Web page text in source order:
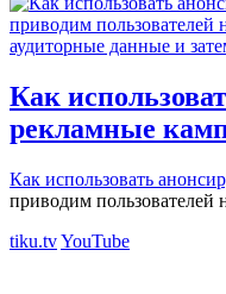
Как
рекламные
Как использовать
приводим пользователей
tiku.tvYouTube